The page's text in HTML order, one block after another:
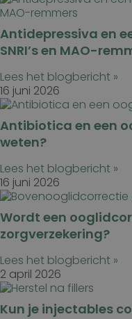
Antidepressiva en
SNRI’s en MAO-
Lees het blogbericht »
16 juni 2026
Antibiotica en een
weten?
Lees het blogbericht »
16 juni 2026
Wordt een
zorgverzekering?
Lees het blogbericht »
2 april 2026
Kun je injectables